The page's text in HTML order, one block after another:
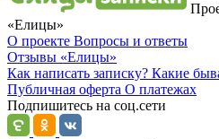
«Елицы»
О проекте Вопросы и ответы
Отзывы «Елицы»
Как написать записку? Какие
Публичная оферта О платежах
Подпишитесь на соц.сети